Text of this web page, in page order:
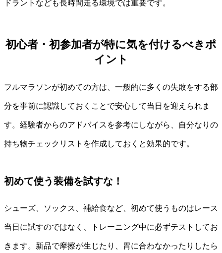
ドラントなども長時間走る環境では重要です。
初心者・初参加者が特に気を付けるべきポ
イント
フルマラソンが初めての方は、一般的に多くの失敗をする部
分を事前に認識しておくことで安心して当日を迎えられま
す。経験者からのアドバイスを参考にしながら、自分なりの
持ち物チェックリストを作成しておくと効果的です。
初めて使う装備を試すな！
シューズ、ソックス、補給食など、初めて使うものはレース
当日に試すのではなく、トレーニング中に必ずテストしてお
きます。新品で摩擦が生じたり、胃に合わなかったりしたら